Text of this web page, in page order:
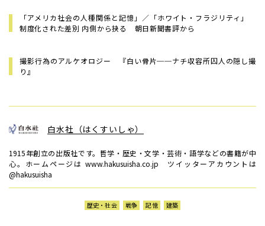
「アメリカ社会の人種関係と記憶」／「ホワイト・フラジリティ」
制度化された差別 内側から抉る 朝日新聞書評から
撮影行為のアルケオロジー 『白い骨片──ナチ収容所囚人の隠し撮
り』
白水社（はくすいしゃ）
1915年創立の出版社です。哲学・歴史・文学・芸術・語学などの書籍が中
心。ホームページは www.hakusuisha.co.jp ツイッターアカウントは
@hakusuisha
歴史・社会 戦争 記憶 建築